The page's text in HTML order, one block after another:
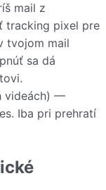
mail z
tracking pixel pre
tvojom mail
sa dá
videách) —
Iba pri prehratí